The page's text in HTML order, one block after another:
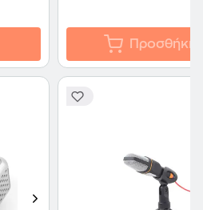
Προσθήκη